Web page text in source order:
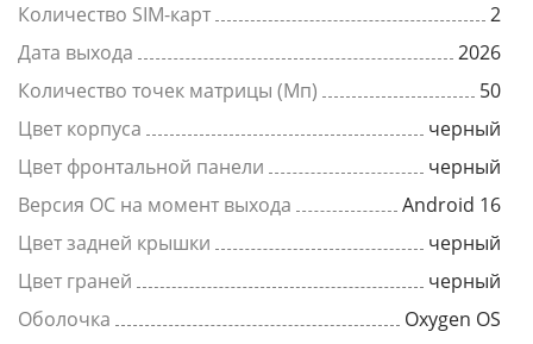
Количество SIM-карт
2
Дата выхода
2026
Количество точек матрицы (Мп)
50
Цвет корпуса
черный
Цвет фронтальной панели
черный
Версия ОС на момент выхода
Android 16
Цвет задней крышки
черный
Цвет граней
черный
Оболочка
Oxygen OS